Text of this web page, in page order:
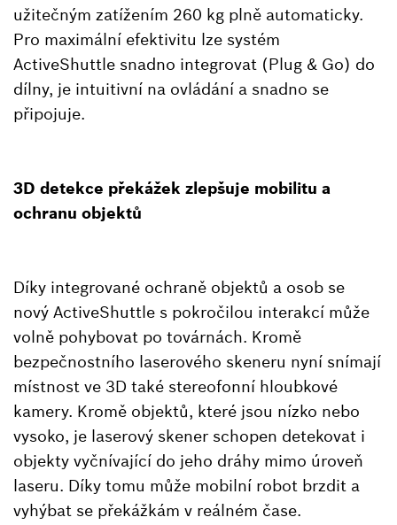
užitečným zatížením 260 kg plně automaticky.
Pro maximální efektivitu lze systém
ActiveShuttle snadno integrovat (Plug & Go) do
dílny, je intuitivní na ovládání a snadno se
připojuje.
3D detekce překážek zlepšuje mobilitu a
ochranu objektů
Díky integrované ochraně objektů a osob se
nový ActiveShuttle s pokročilou interakcí může
volně pohybovat po továrnách. Kromě
bezpečnostního laserového skeneru nyní snímají
místnost ve 3D také stereofonní hloubkové
kamery. Kromě objektů, které jsou nízko nebo
vysoko, je laserový skener schopen detekovat i
objekty vyčnívající do jeho dráhy mimo úroveň
laseru. Díky tomu může mobilní robot brzdit a
vyhýbat se překážkám v reálném čase.